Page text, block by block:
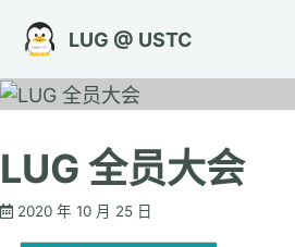
LUG @ USTC
LUG 全员大会
2020 年 10 月 25 日